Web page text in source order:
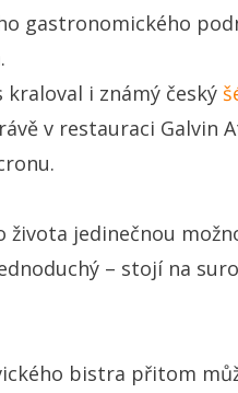
gastronomického
kraloval i známý český
v restauraci Galvin
života jedinečnou
– stojí na
bistra přitom